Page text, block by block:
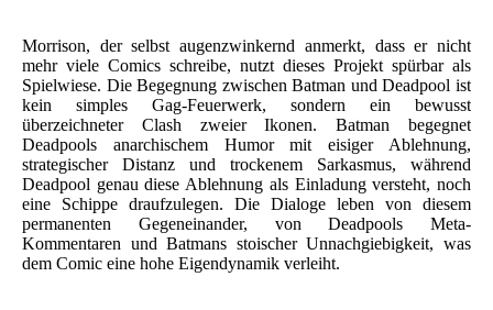
Morrison, der selbst augenzwinkernd anmerkt, dass er nicht
mehr viele Comics schreibe, nutzt dieses Projekt spürbar als
Spielwiese. Die Begegnung zwischen Batman und Deadpool ist
kein simples Gag-Feuerwerk, sondern ein bewusst
überzeichneter Clash zweier Ikonen. Batman begegnet
Deadpools anarchischem Humor mit eisiger Ablehnung,
strategischer Distanz und trockenem Sarkasmus, während
Deadpool genau diese Ablehnung als Einladung versteht, noch
eine Schippe draufzulegen. Die Dialoge leben von diesem
permanenten Gegeneinander, von Deadpools Meta-
Kommentaren und Batmans stoischer Unnachgiebigkeit, was
dem Comic eine hohe Eigendynamik verleiht.